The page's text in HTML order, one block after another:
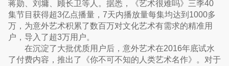
蒋勋、刘墉、顾长卫等人。据悉，《艺术很难吗》三季40
集节目获得超3亿点播量，7天内播放量每集均达到1000多
万，为意外艺术积累了数百万对文化艺术有需求的精准用
户，导入了超3万用户。
在沉淀了大批优质用户后，意外艺术在2016年底试水
了付费内容，推出了《你不可不知的人类艺术名作》。对于